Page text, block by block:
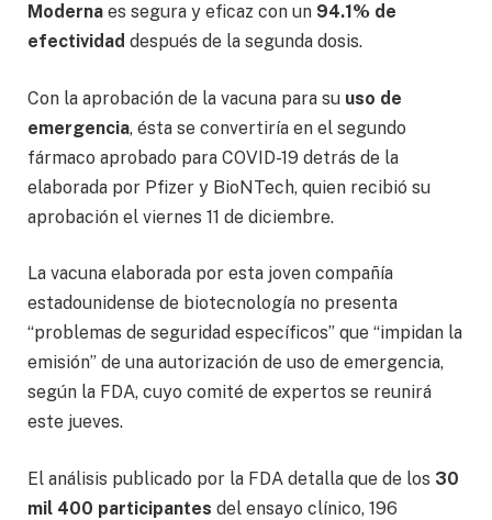
Moderna es segura y eficaz con un 94.1% de
efectividad después de la segunda dosis.
Con la aprobación de la vacuna para su uso de
emergencia, ésta se convertiría en el segundo
fármaco aprobado para COVID-19 detrás de la
elaborada por Pfizer y BioNTech, quien recibió su
aprobación el viernes 11 de diciembre.
La vacuna elaborada por esta joven compañía
estadounidense de biotecnología no presenta
“problemas de seguridad específicos” que “impidan la
emisión” de una autorización de uso de emergencia,
según la FDA, cuyo comité de expertos se reunirá
este jueves.
El análisis publicado por la FDA detalla que de los 30
mil 400 participantes del ensayo clínico, 196